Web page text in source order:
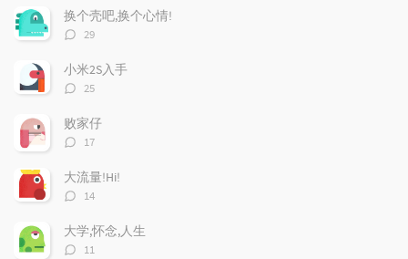
文
章
换个壳吧,换个心情!
评
数：
29
小米2S入手
评
数：
25
败家仔
评
数：
17
大流量!Hi!
评
数：
14
大学,怀念,人生
评
11